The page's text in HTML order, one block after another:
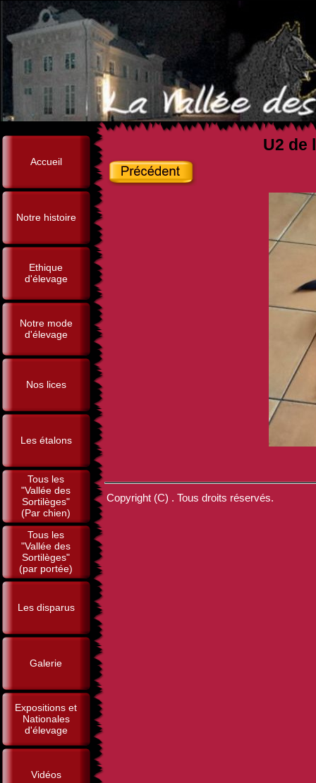
Accueil
Notre histoire
Ethique
d'élevage
Notre mode
d'élevage
Nos lices
Les étalons
Tous les
"Vallée des
Sortilèges"
(Par chien)
Tous les
"Vallée des
Sortilèges"
(par portée)
Les disparus
Galerie
Expositions et
Nationales
d'élevage
Vidéos
U2 de
Copyright (C) . Tous droits réservés.